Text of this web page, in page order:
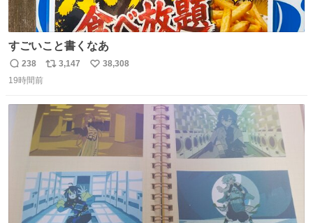
すごいこと書くなあ
返
信
238
リ
ト
数
3,147
い
数
38,308
19時間前